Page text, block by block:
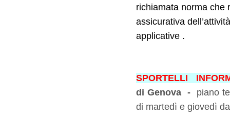
richiamata norma che
assicurativa
applicative .
SPORTELLI
di Genova -
piano
di martedì e giovedì